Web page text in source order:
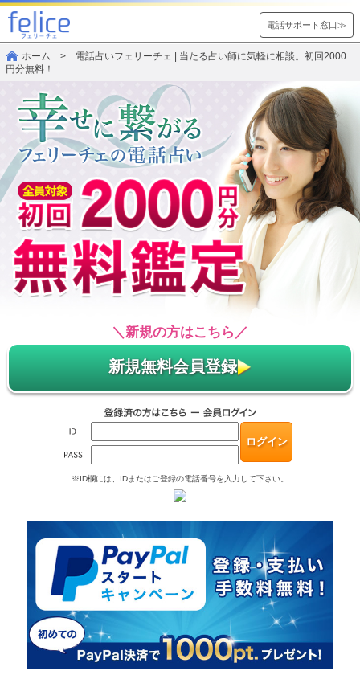
電話サポート窓口≫
ホーム > 電話占いフェリーチェ | 当たる占い師に気軽に相談。初回2000
円分無料！
＼新規の方はこちら／
新規無料会員登録
※ID欄には、IDまたはご登録の電話番号を入力して下さい。